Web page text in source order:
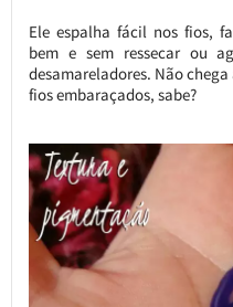
Ele espalha fácil nos fios,
bem e sem ressecar ou
desamareladores. Não
fios embaraçados, sabe?